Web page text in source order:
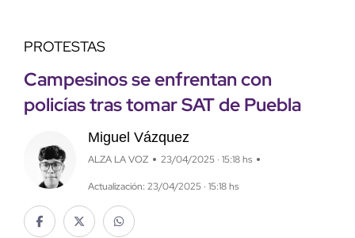
PROTESTAS
Campesinos se enfrentan con
policías tras tomar SAT de Puebla
Miguel Vázquez
ALZA LA VOZ 23/04/2025 · 15:18 hs
Actualización: 23/04/2025 · 15:18 hs